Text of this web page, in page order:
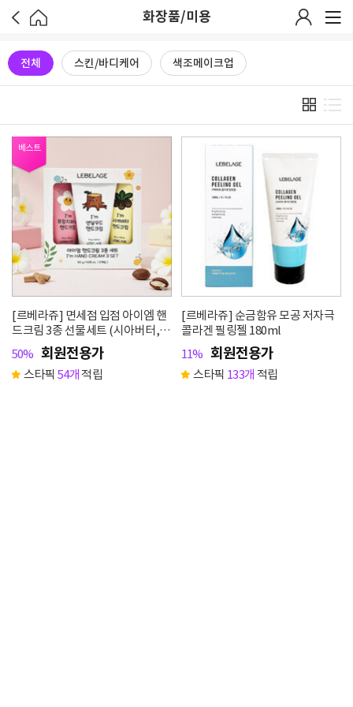
화장품/미용
전체 스킨/바디케어 색조메이크업
베스트
[르베라쥬] 면세점 입점 아이엠 핸
드크림 3종 선물세트 (시아버터, 샌
달우드, 프랑지파니)
50% 회원전용가
스타픽 54개적립
[르베라쥬] 순금함유 모공 저자극
콜라겐 필링젤 180ml
11% 회원전용가
스타픽 133개 적립